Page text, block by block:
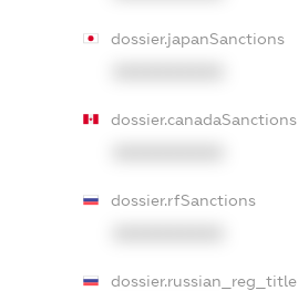
dossier.japanSanctions
dossier.canadaSanctions
dossier.rfSanctions
dossier.russian_reg_title